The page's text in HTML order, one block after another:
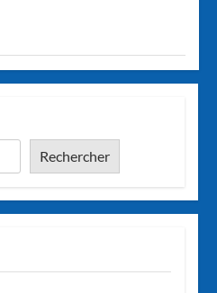
Rechercher